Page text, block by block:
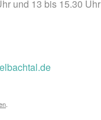
und 13 bis 15.30 Uhr